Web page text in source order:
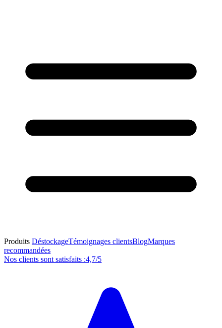
Produits DéstockageTémoignages clientsBlogMarques
recommandées
Nos clients sont satisfaits :4,7/5